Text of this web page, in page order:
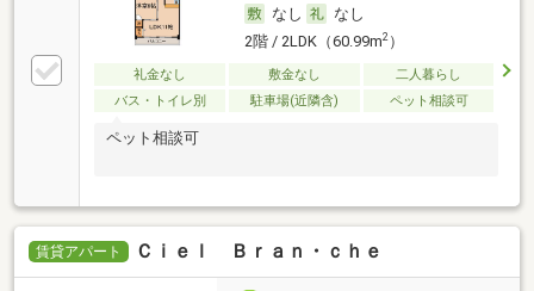
なし
なし
2階 / 2LDK（60.99m2）
礼金なし 敷金なし
二人暮らし
バス・トイレ別
駐車場(近隣含) ペット相談可
ペット相談可
賃貸アパート Ｃｉｅｌ Ｂｒａｎ・ｃｈｅ